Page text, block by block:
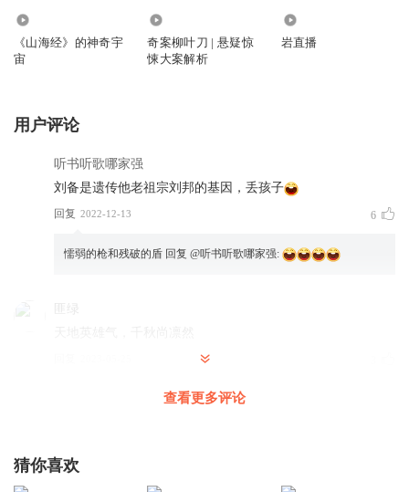
《山海经》的神奇宇
宙
奇案柳叶刀 | 悬疑惊
悚大案解析
岩直播
用户评论
听书听歌哪家强
刘备是遗传他老祖宗刘邦的基因，丢孩子
回复 2022-12-13 6
懦弱的枪和残破的盾 回复 @听书听歌哪家强:
查看更多评论
猜你喜欢